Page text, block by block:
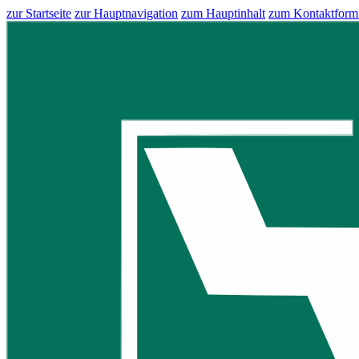
zur Startseite zur Hauptnavigation zum Hauptinhalt zum